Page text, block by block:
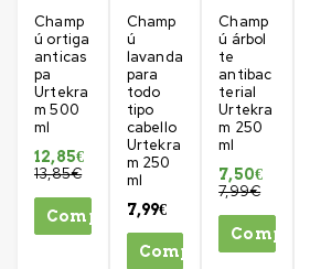
Champ
ú ortiga
anticas
pa
Urtekra
m 500
ml
13,85€
12,85€
Comprar
Champ
ú
lavanda
para
todo
tipo
cabello
Urtekra
m 250
ml
7,99€
Comprar
Champ
ú árbol
te
antibac
terial
Urtekra
m 250
ml
7,99€
7,50€
Comprar